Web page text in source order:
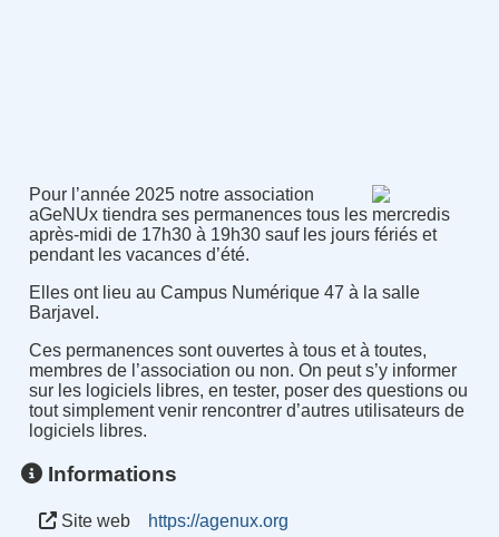
Pour l’année 2025 notre association
aGeNUx tiendra ses permanences tous les mercredis
après-midi de 17h30 à 19h30 sauf les jours fériés et
pendant les vacances d’été.
Elles ont lieu au Campus Numérique 47 à la salle
Barjavel.
Ces permanences sont ouvertes à tous et à toutes,
membres de l’association ou non. On peut s’y informer
sur les logiciels libres, en tester, poser des questions ou
tout simplement venir rencontrer d’autres utilisateurs de
logiciels libres.
Informations
Site web
https://agenux.org